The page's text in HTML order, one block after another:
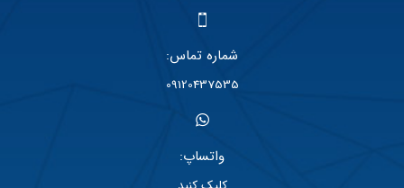
شماره تماس:
09120437535
واتساپ: